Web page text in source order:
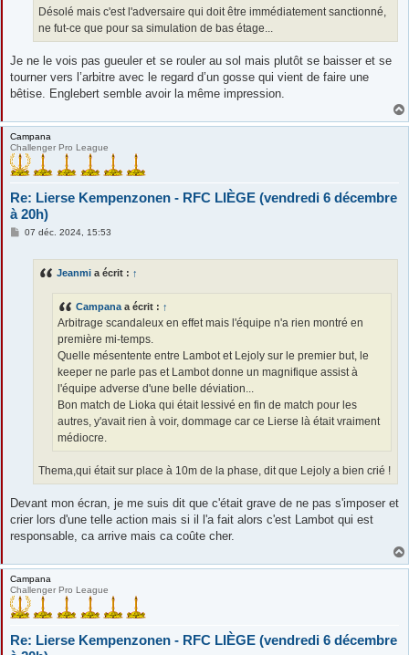
Désolé mais c'est l'adversaire qui doit être immédiatement sanctionné,
ne fut-ce que pour sa simulation de bas étage...
Je ne le vois pas gueuler et se rouler au sol mais plutôt se baisser et se
tourner vers l’arbitre avec le regard d’un gosse qui vient de faire une
bêtise. Englebert semble avoir la même impression.
Campana
Challenger Pro League
Re: Lierse Kempenzonen - RFC LIÈGE (vendredi 6 décembre
à 20h)
M07 déc. 2024, 15:53
Jeanmi a écrit : ↑
Campana a écrit : ↑
Arbitrage scandaleux en effet mais l'équipe n'a rien montré en
première mi-temps.
Quelle mésentente entre Lambot et Lejoly sur le premier but, le
keeper ne parle pas et Lambot donne un magnifique assist à
l'équipe adverse d'une belle déviation...
Bon match de Lioka qui était lessivé en fin de match pour les
autres, y'avait rien à voir, dommage car ce Lierse là était vraiment
médiocre.
Thema,qui était sur place à 10m de la phase, dit que Lejoly a bien crié !
Devant mon écran, je me suis dit que c'était grave de ne pas s'imposer et
crier lors d'une telle action mais si il l'a fait alors c'est Lambot qui est
responsable, ca arrive mais ca coûte cher.
Campana
Challenger Pro League
Re: Lierse Kempenzonen - RFC LIÈGE (vendredi 6 décembre